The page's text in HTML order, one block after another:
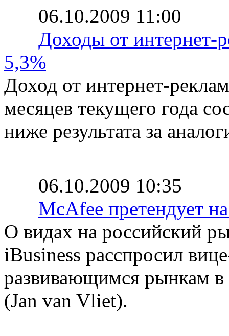
06.10.2009 11:00
Доходы от
5,3%
Доход от интернет-
месяцев текущего года
ниже результата за
06.10.2009 10:35
McAfee претендует
О видах на российский
iBusiness расспросил
развивающимся рынкам
(Jan van Vliet).